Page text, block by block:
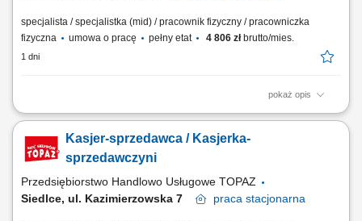
specjalista / specjalistka (mid) / pracownik fizyczny / pracowniczka
fizyczna
umowa o pracę pełny etat 4 806 złbrutto/mies.
1 dni
pokaż opis
Twoje główne zadania: zapewnienie profesjonalnej obsługi Klientów
właściwą ekspozycję produktów monitorowanie terminów przydatności
do spożycia
Kasjer-sprzedawca / Kasjerka-
sprzedawczyni
Przedsiębiorstwo Handlowo Usługowe TOPAZ
Siedlce, ul. Kazimierzowska 7
praca stacjonarna